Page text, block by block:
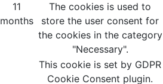
11
months
The cookies is used to
store the user consent for
the cookies in the category
"Necessary".
This cookie is set by GDPR
Cookie Consent plugin.